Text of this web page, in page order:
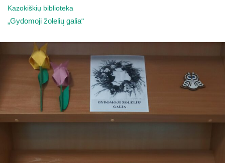
Kazokiškių biblioteka
„Gydomoji žolelių galia“